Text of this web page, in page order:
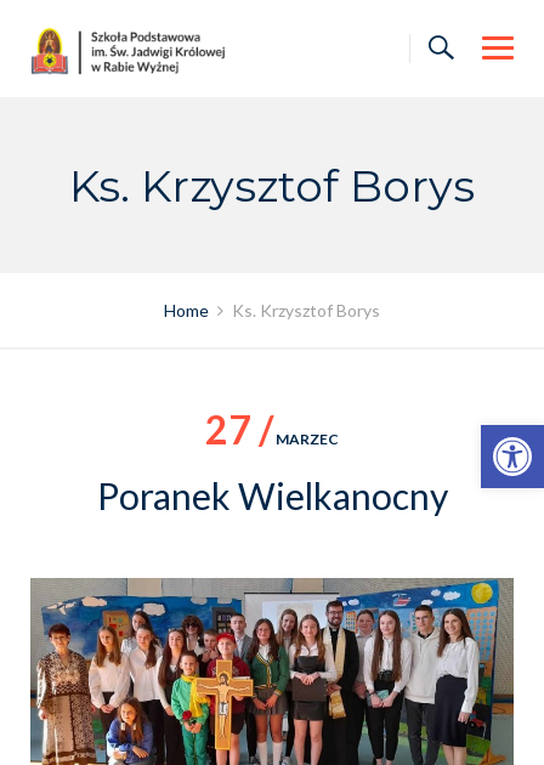
Otwórz pasek narzędzi
content
Ks. Krzysztof Borys
Home Ks. Krzysztof Borys
27 / MARZEC
Poranek Wielkanocny